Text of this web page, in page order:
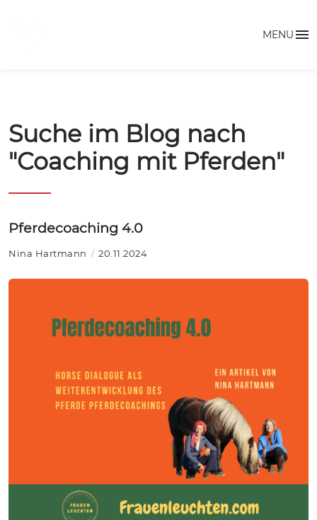
MENU
Suche im Blog nach
"Coaching mit Pferden"
Pferdecoaching 4.0
Nina Hartmann 20.11.2024